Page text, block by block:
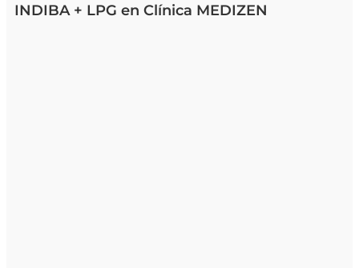
INDIBA + LPG en Clínica MEDIZEN